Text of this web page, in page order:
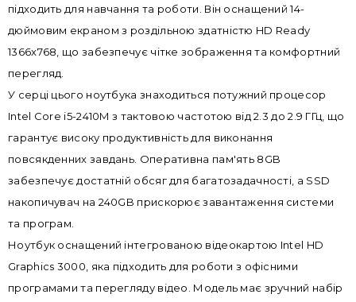
підходить для навчання та роботи. Він оснащений 14-
дюймовим екраном з роздільною здатністю HD Ready
1366x768, що забезпечує чітке зображення та комфортний
перегляд.
У серці цього ноутбука знаходиться потужний процесор
Intel Core i5-2410M з тактовою частотою від 2.3 до 2.9 ГГц, що
гарантує високу продуктивність для виконання
повсякденних завдань. Оперативна пам'ять 8GB
забезпечує достатній обсяг для багатозадачності, а SSD
накопичувач на 240GB прискорює завантаження системи
та програм.
Ноутбук оснащений інтегрованою відеокартою Intel HD
Graphics 3000, яка підходить для роботи з офісними
програмами та перегляду відео. Модель має зручний набір